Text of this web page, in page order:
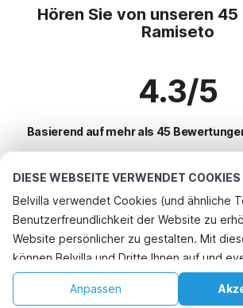
DIESE WEBSEITE VERWENDET COOKIES
Belvilla verwendet Cookies (und ähnliche
Benutzerfreundlichkeit der Website zu
Website persönlicher zu gestalten. Mit
können Belvilla und Dritte Ihnen auf und
außerhalb unserer Website folgen, um
Interessen anzupassen und das Teilen von
Anpassen
Hören Sie von unseren 45
Ramiseto
4.3/5
Basierend auf mehr als 45
Beliebteste Reiseziele für
Top-Städte mit Top-Annehmlichkeiten für
Ferienhaus auf einem Ferienpark vergato
Kinderfreundliche Ferienunterkünfte montalla
Kinderfreundliche Ferienunterkünfte torreone
Beliebte Ausstattungen für Urlaub in
Ferienhaus am Meer
Beliebte Städte für den Urlaub in Emilia-
Startseite Wunschliste Buchungen